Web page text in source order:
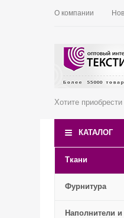
О компании
Хотите
КАТАЛОГ
Ткани
Фурнитура
Наполнители и